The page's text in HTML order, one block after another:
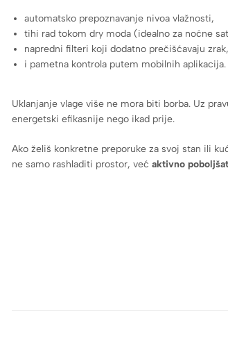
automatsko prepoznavanje nivoa vlažnosti,
tihi rad tokom dry moda (idealno za noćne
napredni filteri koji dodatno prečišćavaju zrak,
i pametna kontrola putem mobilnih aplikacija.
Uklanjanje vlage više ne mora biti borba. Uz
energetski efikasnije nego ikad prije.
Ako želiš konkretne preporuke za svoj stan ili
ne samo rashladiti prostor, već aktivno